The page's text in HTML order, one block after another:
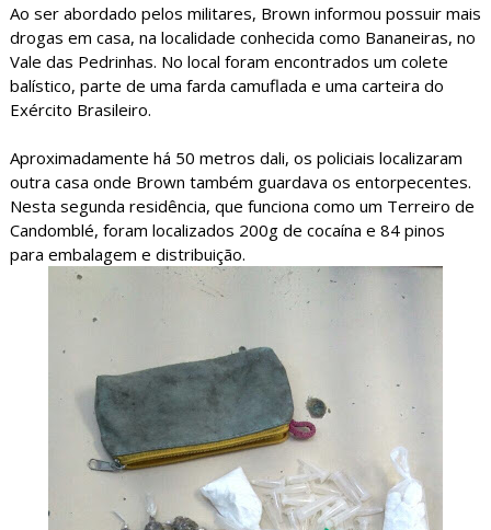
Ao ser abordado pelos militares, Brown informou possuir mais
drogas em casa, na localidade conhecida como Bananeiras, no
Vale das Pedrinhas. No local foram encontrados um colete
balístico, parte de uma farda camuflada e uma carteira do
Exército Brasileiro.
Aproximadamente há 50 metros dali, os policiais localizaram
outra casa onde Brown também guardava os entorpecentes.
Nesta segunda residência, que funciona como um Terreiro de
Candomblé, foram localizados 200g de cocaína e 84 pinos
para embalagem e distribuição.